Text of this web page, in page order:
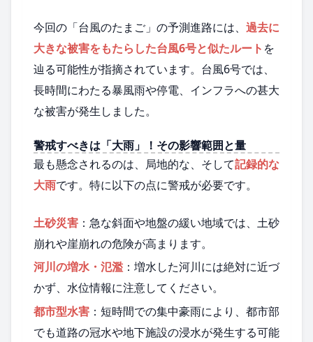
今回の「台風のたまご」の予測進路には、 過去に
大きな被害をもたらした台風6号と似たルート を
辿る可能性が指摘されています。台風6号では、
長時間にわたる暴風雨や停電、インフラへの甚大
な被害が発生しました。
警戒すべきは「大雨」！その影響範囲と量
最も懸念されるのは、局地的な、そして記録的な
大雨です。特に以下の点に警戒が必要です。
土砂災害 ：急な斜面や地盤の緩い地域では、土砂
崩れや崖崩れの危険が高まります。
河川の増水・氾濫 ：増水した河川には絶対に近づ
かず、水位情報に注意してください。
都市型水害 ：短時間での集中豪雨により、都市部
でも道路の冠水や地下施設の浸水が発生する可能